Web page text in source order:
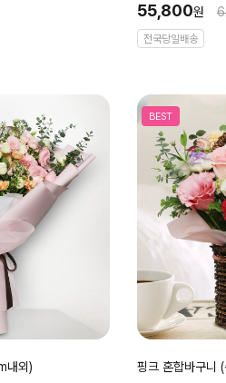
55,800원
전국당일배송
내외)
BEST
핑크 혼합바구니